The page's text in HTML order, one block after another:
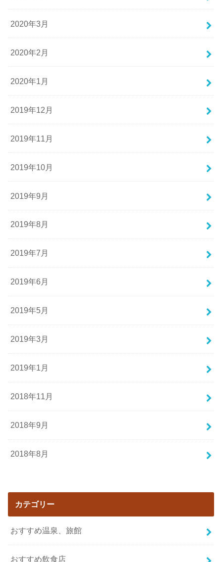
2020年3月
2020年2月
2020年1月
2019年12月
2019年11月
2019年10月
2019年9月
2019年8月
2019年7月
2019年6月
2019年5月
2019年3月
2019年1月
2018年11月
2018年9月
2018年8月
カテゴリー
おすすめ温泉、旅館
おすすめ飲食店